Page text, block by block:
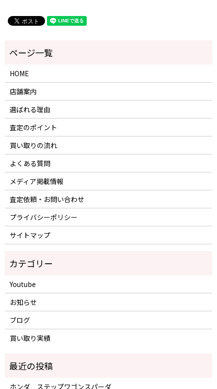
HOME
店舗案内
選ばれる理由
査定のポイント
買い取りの流れ
よくある質問
メディア掲載情報
査定依頼・お問い合わせ
プライバシーポリシー
サイトマップ
Youtube
お知らせ
ブログ
買い取り実績
ホンダ ステップワゴンスパーダ